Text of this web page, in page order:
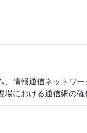
情報通信ネットワ
場における通信網の確